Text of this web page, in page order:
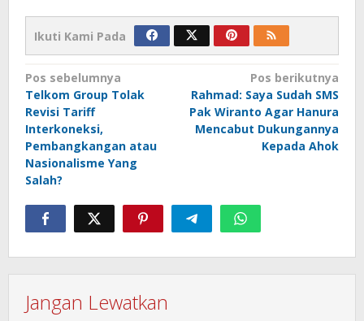
Ikuti Kami Pada
Navigasi
pos
Pos sebelumnya
Telkom Group Tolak
Revisi Tariff
Interkoneksi,
Pembangkangan atau
Nasionalisme Yang
Salah?
Pos berikutnya
Rahmad: Saya Sudah SMS
Pak Wiranto Agar Hanura
Mencabut Dukungannya
Kepada Ahok
Jangan Lewatkan